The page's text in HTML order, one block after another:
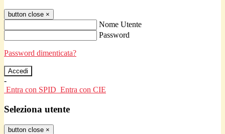
button close ×
Nome Utente
Password
Password dimenticata?
-
Entra con SPID Entra con CIE
Seleziona utente
button close ×